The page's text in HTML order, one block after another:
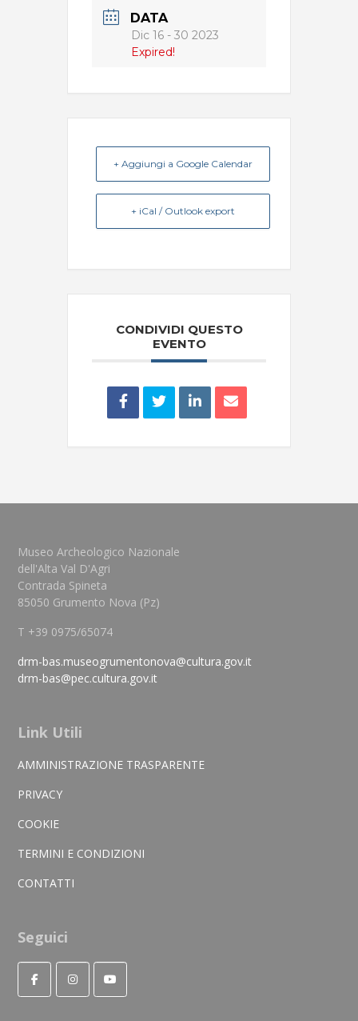
DATA
Dic 16 - 30 2023
Expired!
+ Aggiungi a Google Calendar
+ iCal / Outlook export
CONDIVIDI QUESTO
EVENTO
Museo Archeologico Nazionale
dell'Alta Val D'Agri
Contrada Spineta
85050 Grumento Nova (Pz)
T +39 0975/65074
drm-bas.museogrumentonova@cultura.gov.it
drm-bas@pec.cultura.gov.it
Link Utili
AMMINISTRAZIONE TRASPARENTE
PRIVACY
COOKIE
TERMINI E CONDIZIONI
CONTATTI
Seguici